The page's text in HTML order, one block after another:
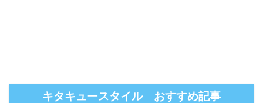
キタキュースタイル おすすめ記事